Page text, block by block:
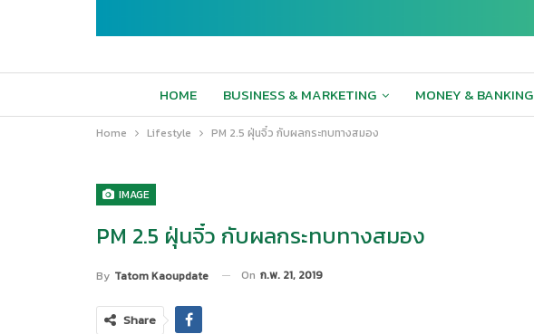
HOME BUSINESS & MARKETING MONEY & BANKING
Home Lifestyle PM 2.5 ฝุ่นจิ๋ว กับผลกระทบทางสมอง
IMAGE
PM 2.5 ฝุ่นจิ๋ว กับผลกระทบทางสมอง
By Tatom Kaoupdate On ก.พ. 21, 2019
Share